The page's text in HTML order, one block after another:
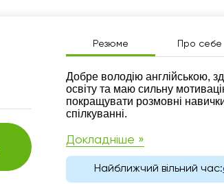
Резюме Про себе
Резюме
Добре володію англійською,
освіту та маю сильну
покращувати розмовні
спілкуванні.
Докладніше »
Найближчий вільний час: